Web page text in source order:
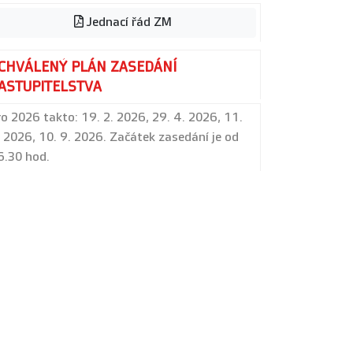
Jednací řád ZM
PLÁN ZASEDÁNÍ
2026 takto: 19. 2. 2026, 29. 4. 2026, 11.
2026, 10. 9. 2026. Začátek zasedání je od
hod.